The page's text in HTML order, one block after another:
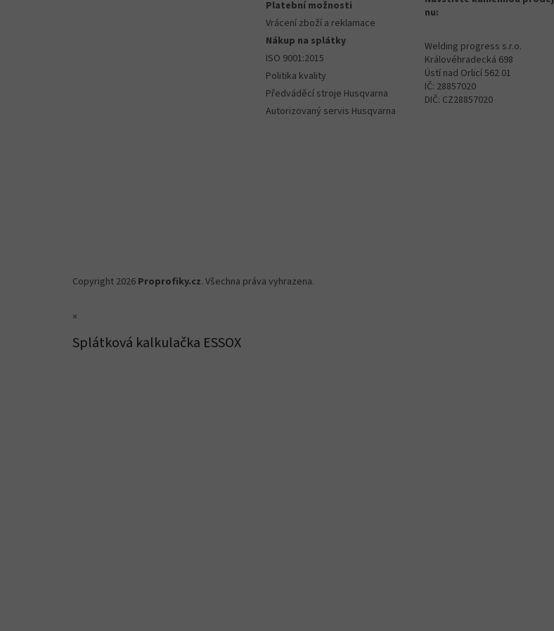
Platební možnosti
Vrácení zboží a reklamace
Nákup na splátky
ISO 9001:2015
Politika kvality
Předváděcí stroje Husqvarna
Autorizovaný servis Husqvarna
nu:
Welding progress s.r.o.
Královéhradecká 698
Ústí nad Orlicí 562 01
IČ: 28857020
DIČ: CZ28857020
Copyright 2026 Proprofiky.cz. Všechna práva vyhrazena.
×
Splátková kalkulačka ESSOX